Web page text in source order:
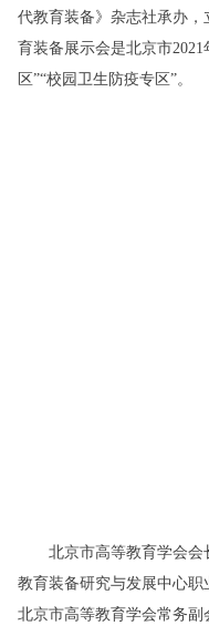
代教育装备》杂志社承办
育装备展示会是北京市
区”“校园卫生防疫专区”。
北京市高等教育学会会长
教育装备研究与发展中心
北京市高等教育学会常务